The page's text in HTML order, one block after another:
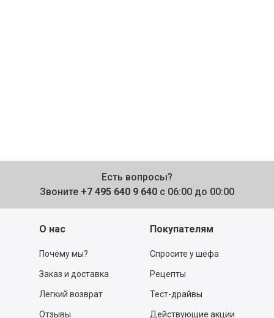
Есть вопросы?
Звоните +7 495 640 9 640 с 06:00 до 00:00
О нас
Почему мы?
Заказ и доставка
Легкий возврат
Отзывы
Покупателям
Спросите у шефа
Рецепты
Тест-драйвы
Действующие акции